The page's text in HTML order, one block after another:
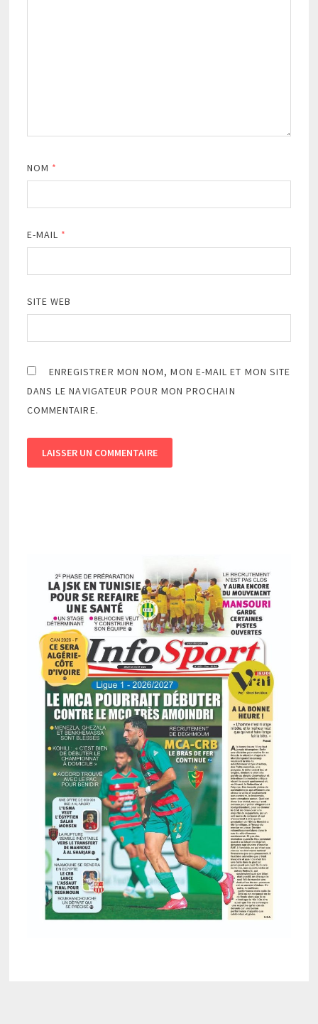
NOM *
E-MAIL *
SITE WEB
ENREGISTRER MON NOM, MON E-MAIL ET MON SITE
DANS LE NAVIGATEUR POUR MON PROCHAIN
COMMENTAIRE.